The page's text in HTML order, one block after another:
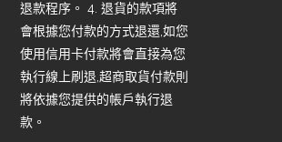
退款程序。 4. 退貨的款項將
會根據您付款的方式退還,如您
使用信用卡付款將會直接為您
執行線上刷退,超商取貨付款則
將依據您提供的帳戶執行退
款。